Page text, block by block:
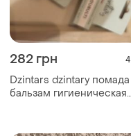
282 грн 4
Dzintars dzintary помада
бальзам гигиеническая